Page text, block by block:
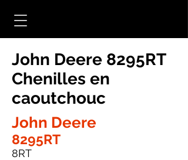
John Deere 8295RT
Chenilles en
caoutchouc
John Deere
8295RT
8RT